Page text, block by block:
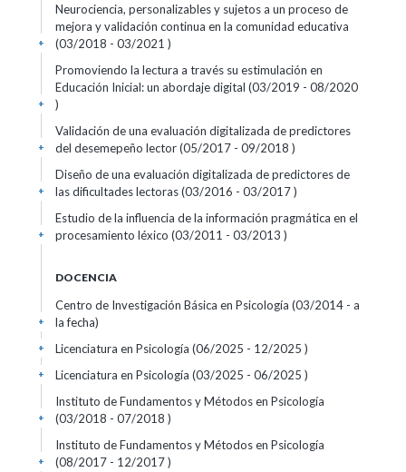
Neurociencia, personalizables y sujetos a un proceso de
mejora y validación continua en la comunidad educativa
(03/2018 - 03/2021 )
+
Promoviendo la lectura a través su estimulación en
Educación Inicial: un abordaje digital (03/2019 - 08/2020
)
+
Validación de una evaluación digitalizada de predictores
del desemepeño lector (05/2017 - 09/2018 )
+
Diseño de una evaluación digitalizada de predictores de
las dificultades lectoras (03/2016 - 03/2017 )
+
Estudio de la influencia de la información pragmática en el
procesamiento léxico (03/2011 - 03/2013 )
+
DOCENCIA
Centro de Investigación Básica en Psicología (03/2014 - a
la fecha)
+
Licenciatura en Psicología (06/2025 - 12/2025 )
+
Licenciatura en Psicología (03/2025 - 06/2025 )
+
Instituto de Fundamentos y Métodos en Psicología
(03/2018 - 07/2018 )
+
Instituto de Fundamentos y Métodos en Psicología
(08/2017 - 12/2017 )
+